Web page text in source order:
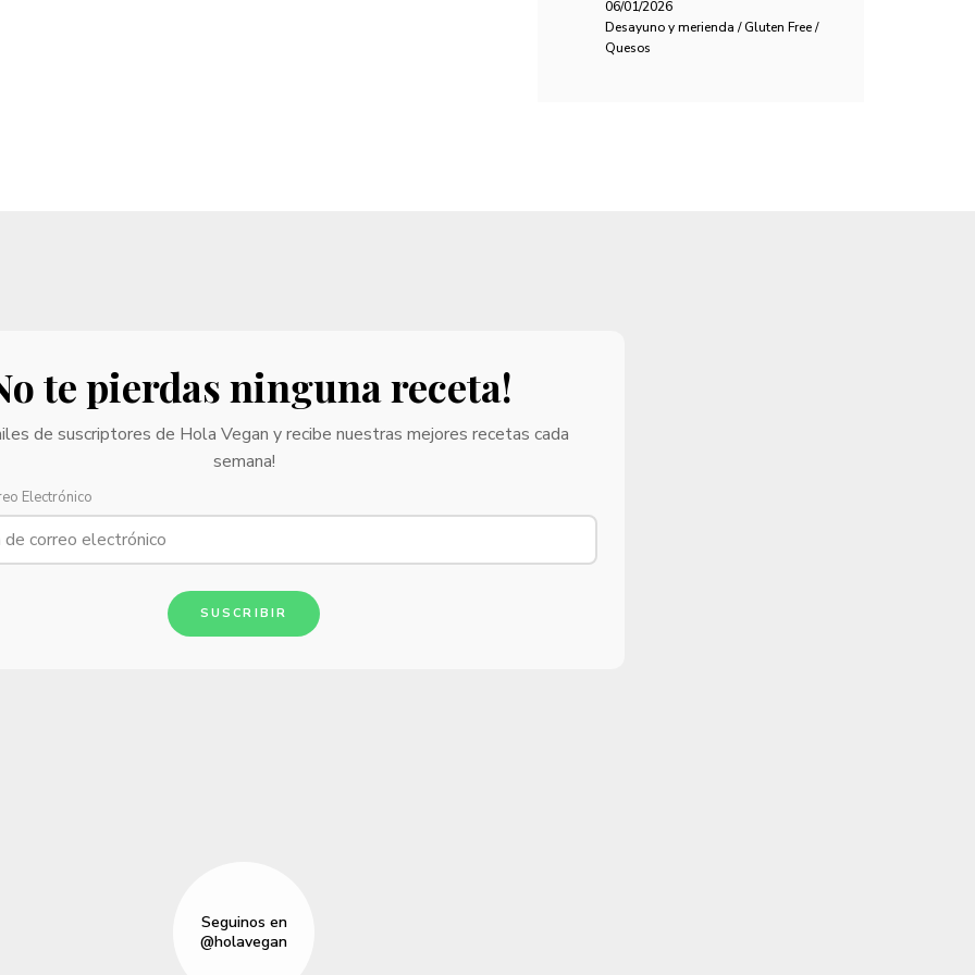
06/01/2026
Desayuno y merienda / Gluten Free /
Quesos
te pierdas ninguna receta!
de suscriptores de Hola Vegan y recibe nuestras mejores recetas cada
semana!
Electrónico
SUSCRIBIR
Seguinos en
@holavegan